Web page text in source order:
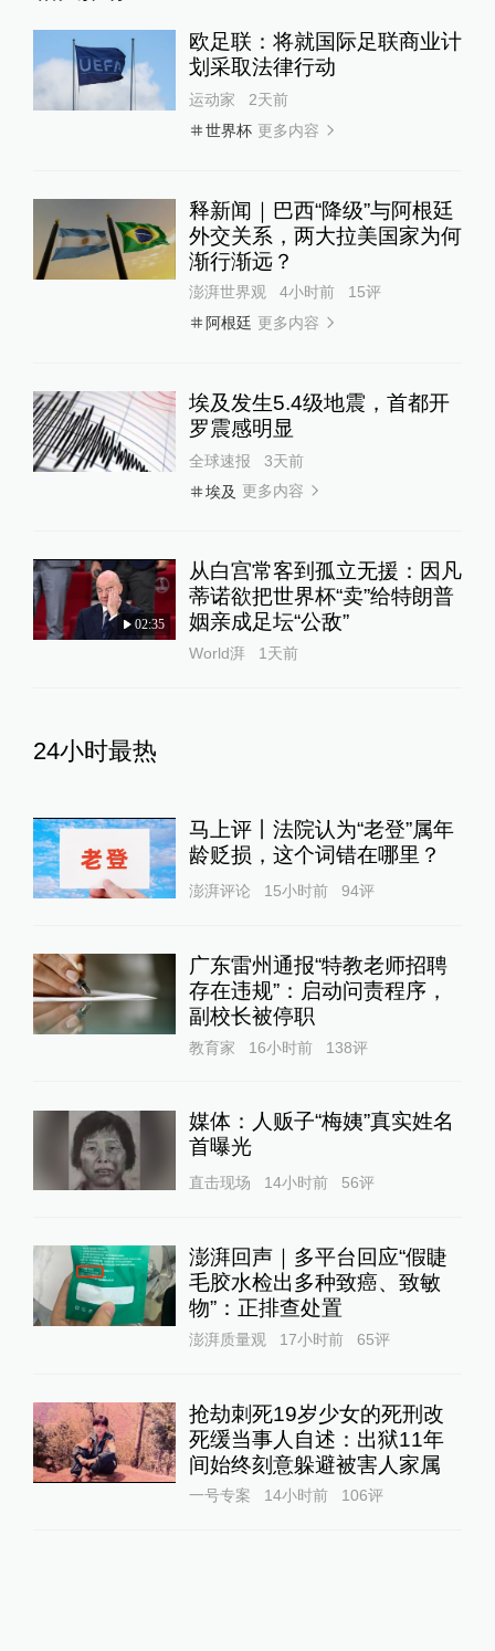
欧足联：将就国际足联商业计
划采取法律行动
运动家
2天前
世界杯 更多内容
释新闻｜巴西“降级”与阿根廷
外交关系，两大拉美国家为何
渐行渐远？
澎湃世界观 4小时前 15评
阿根廷 更多内容
埃及发生5.4级地震，首都开
罗震感明显
全球速报
3天前
埃及 更多内容
02:35
从白宫常客到孤立无援：因凡
蒂诺欲把世界杯“卖”给特朗普
姻亲成足坛“公敌”
World湃 1天前
24小时最热
马上评丨法院认为“老登”属年
龄贬损，这个词错在哪里？
澎湃评论 15小时前 94评
广东雷州通报“特教老师招聘
存在违规”：启动问责程序，
副校长被停职
教育家 16小时前 138评
媒体：人贩子“梅姨”真实姓名
首曝光
直击现场 14小时前 56评
澎湃回声｜多平台回应“假睫
毛胶水检出多种致癌、致敏
物”：正排查处置
澎湃质量观 17小时前 65评
抢劫刺死19岁少女的死刑改
死缓当事人自述：出狱11年
间始终刻意躲避被害人家属
一号专案 14小时前 106评